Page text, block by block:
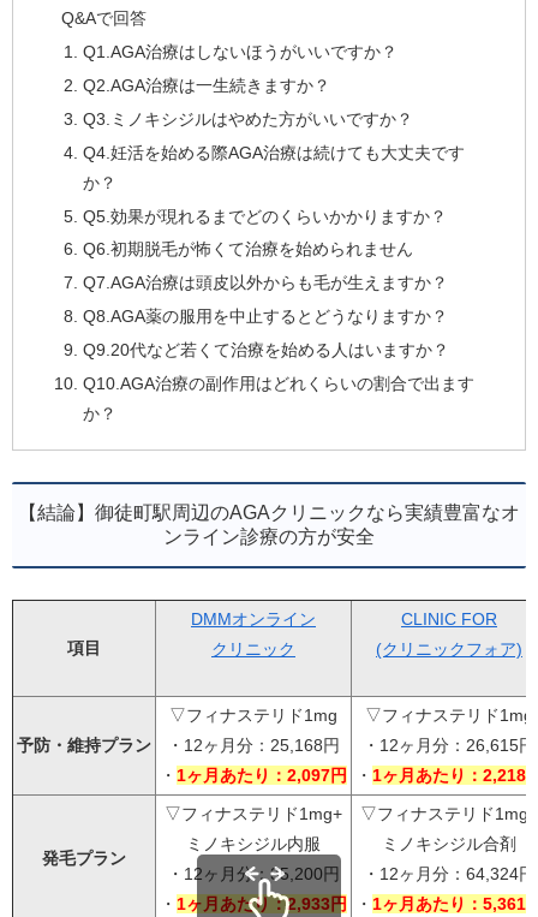
Q&Aで回答
Q1.AGA治療はしないほうがいいですか？
Q2.AGA治療は一生続きますか？
Q3.ミノキシジルはやめた方がいいですか？
Q4.妊活を始める際AGA治療は続けても大丈夫です
か？
Q5.効果が現れるまでどのくらいかかりますか？
Q6.初期脱毛が怖くて治療を始められません
Q7.AGA治療は頭皮以外からも毛が生えますか？
Q8.AGA薬の服用を中止するとどうなりますか？
Q9.20代など若くて治療を始める人はいますか？
Q10.AGA治療の副作用はどれくらいの割合で出ます
か？
【結論】御徒町駅周辺のAGAクリニックなら実績豊富なオ
ンライン診療の方が安全
項目
DMMオンライン
クリニック
CLINIC FOR
(クリニックフォア)
予防・維持プラン
▽フィナステリド1mg
・12ヶ月分：25,168円
・ 1ヶ月あたり：2,097円
▽フィナステリド1mg
・12ヶ月分：26,615円
・ 1ヶ月あたり：2,218
発毛プラン
▽フィナステリド1mg+
ミノキシジル内服
・12ヶ月分：35,200円
・ 1ヶ月あたり：2,933円
▽フィナステリド1mg+
ミノキシジル合剤
・12ヶ月分：64,324円
・ 1ヶ月あたり：5,361